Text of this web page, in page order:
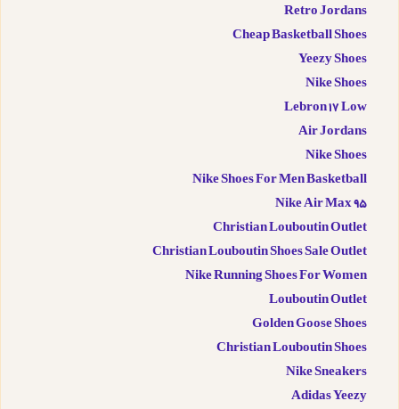
Retro Jordans
Cheap Basketball Shoes
Yeezy Shoes
Nike Shoes
Lebron 17 Low
Air Jordans
Nike Shoes
Nike Shoes For Men Basketball
Nike Air Max 95
Christian Louboutin Outlet
Christian Louboutin Shoes Sale Outlet
Nike Running Shoes For Women
Louboutin Outlet
Golden Goose Shoes
Christian Louboutin Shoes
Nike Sneakers
Adidas Yeezy